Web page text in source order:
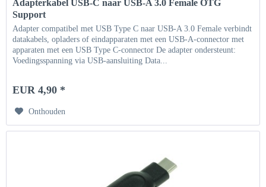
Adapterkabel USB-C naar USB-A 3.0 Female OTG
Support
Adapter compatibel met USB Type C naar USB-A 3.0 Female verbindt
datakabels, opladers of eindapparaten met een USB-A-connector met
apparaten met een USB Type C-connector De adapter ondersteunt:
Voedingsspanning via USB-aansluiting Data...
EUR 4,90 *
Onthouden